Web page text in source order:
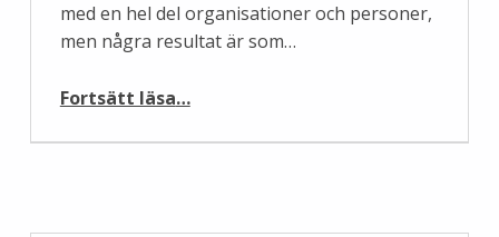
med en hel del organisationer och personer,
men några resultat är som…
Fortsätt läsa…